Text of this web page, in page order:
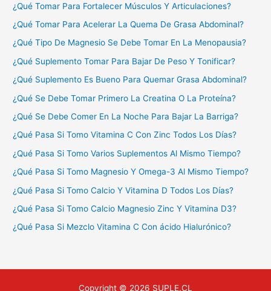
¿Qué Tomar Para Fortalecer Músculos Y Articulaciones?
¿Qué Tomar Para Acelerar La Quema De Grasa Abdominal?
¿Qué Tipo De Magnesio Se Debe Tomar En La Menopausia?
¿Qué Suplemento Tomar Para Bajar De Peso Y Tonificar?
¿Qué Suplemento Es Bueno Para Quemar Grasa Abdominal?
¿Qué Se Debe Tomar Primero La Creatina O La Proteína?
¿Qué Se Debe Comer En La Noche Para Bajar La Barriga?
¿Qué Pasa Si Tomo Vitamina C Con Zinc Todos Los Días?
¿Qué Pasa Si Tomo Varios Suplementos Al Mismo Tiempo?
¿Qué Pasa Si Tomo Magnesio Y Omega-3 Al Mismo Tiempo?
¿Qué Pasa Si Tomo Calcio Y Vitamina D Todos Los Días?
¿Qué Pasa Si Tomo Calcio Magnesio Zinc Y Vitamina D3?
¿Qué Pasa Si Mezclo Vitamina C Con ácido Hialurónico?
Copyright © 2026 SUPLE.CL